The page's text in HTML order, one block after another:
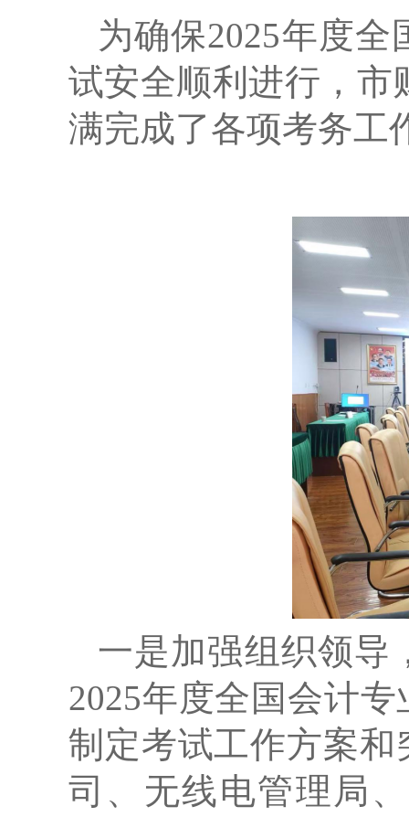
为确保2025年度全
试安全顺利进行，市
满完成了各项考务工
一是加强组织领导
2025年度全国会计专
制定考试工作方案
司、无线电管理局